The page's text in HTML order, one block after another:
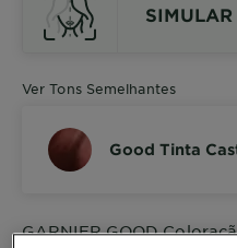
SIMULAR
Ver Tons Semelhantes
Good Tinta
GARNIER GOOD